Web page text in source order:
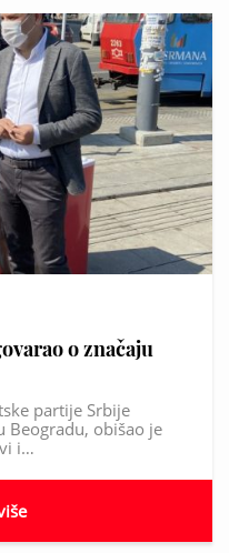
o značaju
partije Srbije
Beogradu, obišao je
i…